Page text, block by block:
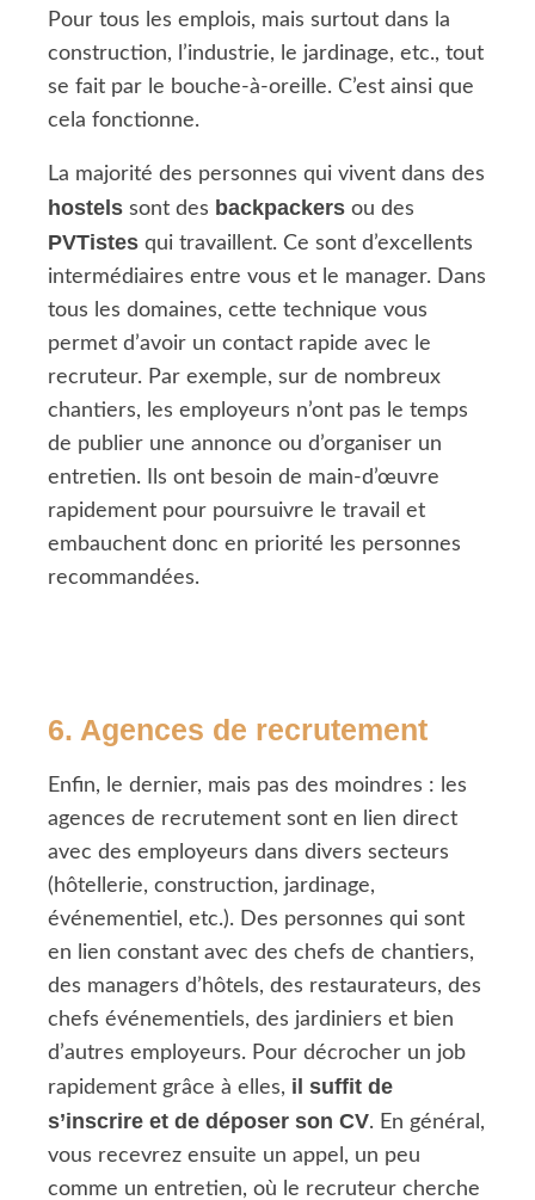
Pour tous les emplois, mais surtout dans la
construction, l’industrie, le jardinage, etc., tout
se fait par le bouche-à-oreille. C’est ainsi que
cela fonctionne.
La majorité des personnes qui vivent dans des
hostels sont des backpackers ou des
PVTistes qui travaillent. Ce sont d’excellents
intermédiaires entre vous et le manager. Dans
tous les domaines, cette technique vous
permet d’avoir un contact rapide avec le
recruteur. Par exemple, sur de nombreux
chantiers, les employeurs n’ont pas le temps
de publier une annonce ou d’organiser un
entretien. Ils ont besoin de main-d’œuvre
rapidement pour poursuivre le travail et
embauchent donc en priorité les personnes
recommandées.
6. Agences de recrutement
Enfin, le dernier, mais pas des moindres : les
agences de recrutement sont en lien direct
avec des employeurs dans divers secteurs
(hôtellerie, construction, jardinage,
événementiel, etc.). Des personnes qui sont
en lien constant avec des chefs de chantiers,
des managers d’hôtels, des restaurateurs, des
chefs événementiels, des jardiniers et bien
d’autres employeurs. Pour décrocher un job
rapidement grâce à elles, il suffit de
s’inscrire et de déposer son CV. En général,
vous recevrez ensuite un appel, un peu
comme un entretien, où le recruteur cherche